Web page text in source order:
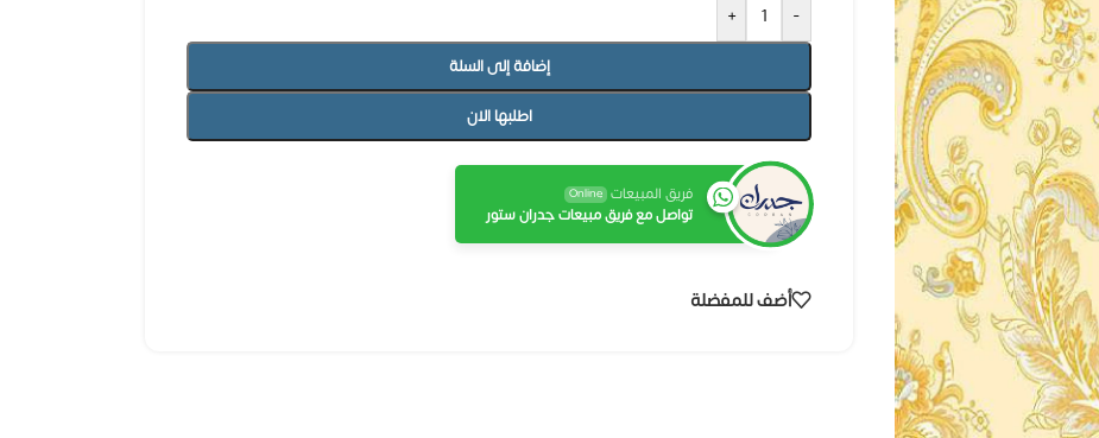
-
+
إضافة إلى السلة
اطلبها الان
فريق المبيعات Online
تواصل مع فريق مبيعات جدران ستور
أضف للمفضلة